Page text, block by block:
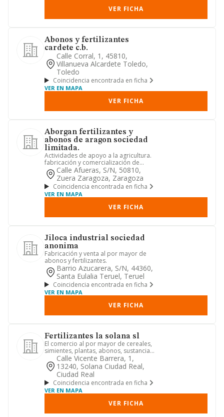
VER FICHA
Abonos y fertilizantes
cardete c.b.
Calle Corral, 1, 45810,
Villanueva Alcardete Toledo,
Toledo
Coincidencia encontrada en ficha
VER EN MAPA
VER FICHA
Aborgan fertilizantes y
abonos de aragon sociedad
limitada.
Actividades de apoyo a la agricultura.
fabricación y comercialización de
fertilizantes
Calle Afueras, S/n, 50810,
Zuera Zaragoza, Zaragoza
Coincidencia encontrada en ficha
VER EN MAPA
VER FICHA
Jiloca industrial sociedad
anonima
Fabricación y venta al por mayor de
abonos y fertilizantes.
Barrio Azucarera, S/n, 44360,
Santa Eulalia Teruel, Teruel
Coincidencia encontrada en ficha
VER EN MAPA
VER FICHA
Fertilizantes la solana sl
El comercio al por mayor de cereales,
simientes, plantas, abonos, sustancias
fertilizantes, plaguic...
Calle Vicente Barrera, 1,
13240, Solana Ciudad Real,
Ciudad Real
Coincidencia encontrada en ficha
VER EN MAPA
VER FICHA